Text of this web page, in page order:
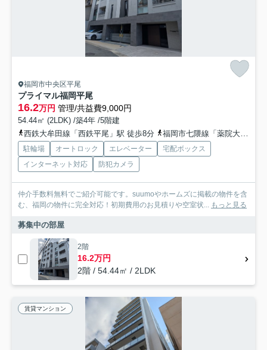
福岡市中央区平尾
プライマル福岡平尾
16.2万円 管理/共益費9,000円
54.44㎡ (2LDK) /築4年 /5階建
西鉄大牟田線「西鉄平尾」駅 徒歩8分
福岡市七隈線「薬院大通」駅 徒歩10分
駐輪場 オートロック エレベーター
宅配ボックス
インターネット対応
防犯カメラ
仲介手数料無料でご紹介可能です。suumoやホームズに掲載の物件を含
む、福岡の物件に完全対応！初期費用のお見積りや空室状... もっと見る
募集中の部屋
2階
16.2万円
2階 / 54.44㎡ / 2LDK
賃貸マンション